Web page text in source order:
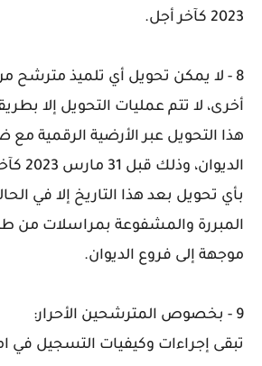
2023 كآخر أجل.
8 -
لا يمكن تحويل أي تلميذ مترشح
أخرى، لا تتم عمليات التحويل إلا
هذا التحويل عبر الأرضية الرقمية مع
بأي تحويل بعد هذا التاريخ إلا في
المبررة والمشفوعة بمراسلات من
موجهة إلى فروع الديوان.
9 -
بخصوص المترشحين الأحرار:
تبقى إجراءات وكيفيات التسجيل في